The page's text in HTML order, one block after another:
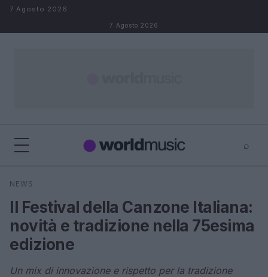
Salta al contenuto
7 Agosto 2026
7 Agosto 2026
⌕
Cerca
NEWS
Il Festival della Canzone Italiana:
novità e tradizione nella 75esima
edizione
Un mix di innovazione e rispetto per la tradizione